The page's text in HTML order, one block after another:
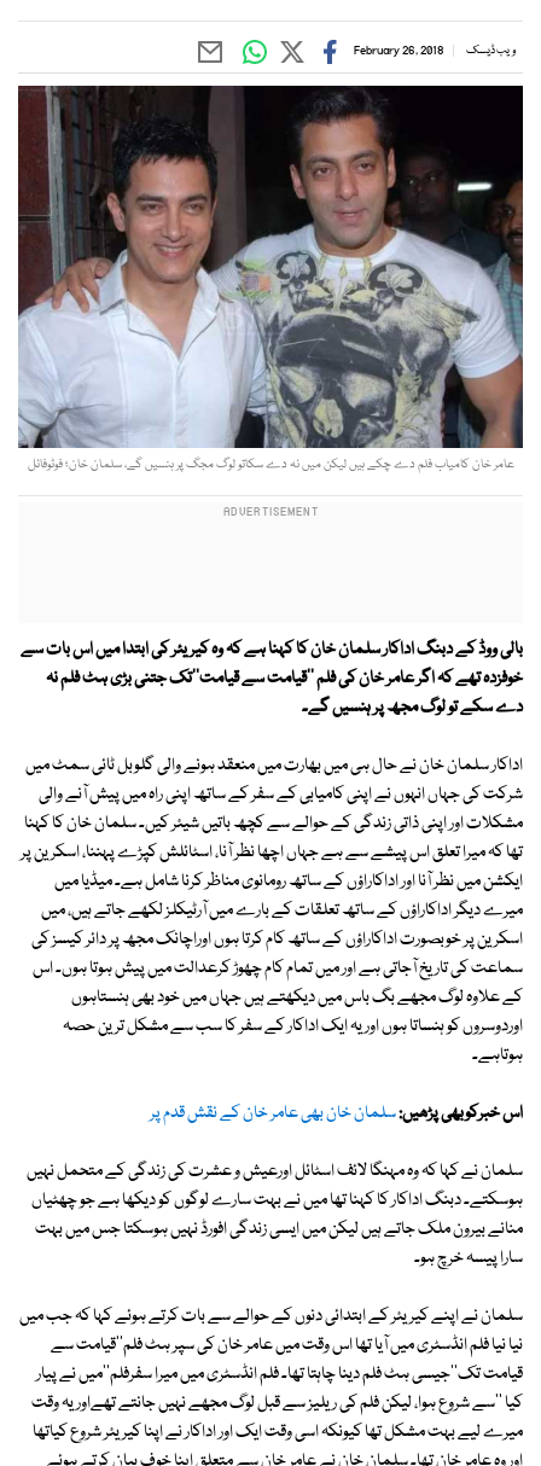
ویب ڈیسک February 26, 2018
عامر خان کامیاب فلم دے چکے ہیں لیکن میں نہ دے سکاتو لوگ مجگ پر ہنسیں گے، سلمان خان؛ فوٹوفائل
بالی ووڈ کے دبنگ اداکار سلمان خان کا کہنا ہے کہ وہ کیریئر کی ابتدا میں اس بات سے
خوفزدہ تھے کہ اگر عامر خان کی فلم ''قیامت سے قیامت''تک جتنی بڑی ہٹ فلم نہ
دے سکے تو لوگ مجھ پر ہنسیں گے۔
اداکار سلمان خان نے حال ہی میں بھارت میں منعقد ہونے والی گلوبل ٹائی سمٹ میں
شرکت کی جہاں انہوں نے اپنی کامیابی کے سفر کے ساتھ اپنی راہ میں پیش آنے والی
مشکلات اور اپنی ذاتی زندگی کے حوالے سے کچھ باتیں شیئر کیں۔ سلمان خان کا کہنا
تھا کہ میرا تعلق اس پیشے سے ہے جہاں اچھا نظر آنا، اسٹائلش کپڑے پہننا، اسکرین پر
ایکشن میں نظر آنا اور اداکاراؤں کے ساتھ رومانوی مناظر کرنا شامل ہے۔ میڈیا میں
میرے دیگر اداکاراؤں کے ساتھ تعلقات کے بارے میں آرٹیکلز لکھے جاتے ہیں، میں
اسکرین پر خوبصورت اداکاراؤں کے ساتھ کام کرتا ہوں اوراچانک مجھ پر دائر کیسز کی
سماعت کی تاریخ آجاتی ہے اور میں تمام کام چھوڑ کرعدالت میں پیش ہوتا ہوں۔ اس
کے علاوہ لوگ مجھے بگ باس میں دیکھتے ہیں جہاں میں خود بھی ہنستاہوں
اوردوسروں کو ہنساتا ہوں اور یہ ایک اداکار کے سفر کا سب سے مشکل ترین حصہ
ہوتاہے۔
اس خبرکوبھی پڑھیں:سلمان خان بھی عامر خان کے نقش قدم پر
سلمان نے کہا کہ وہ مہنگا لائف اسٹائل اورعیش و عشرت کی زندگی کے متحمل نہیں
ہوسکتے۔ دبنگ اداکار کا کہنا تھا میں نے بہت سارے لوگوں کو دیکھا ہے جو چھٹیاں
منانے بیرون ملک جاتے ہیں لیکن میں ایسی زندگی افورڈ نہیں ہوسکتا جس میں بہت
سارا پیسہ خرچ ہو۔
سلمان نے اپنے کیریئر کے ابتدائی دنوں کے حوالے سے بات کرتے ہوئے کہا کہ جب میں
نیا نیا فلم انڈسٹری میں آیا تھا اس وقت میں عامر خان کی سپر ہٹ فلم''قیامت سے
قیامت تک''جیسی ہٹ فلم دینا چاہتا تھا۔ فلم انڈسٹری میں میرا سفرفلم''میں نے پیار
کیا ''سے شروع ہوا، لیکن فلم کی ریلیز سے قبل لوگ مجھے نہیں جانتے تھےاور یہ وقت
میرے لیے بہت مشکل تھا کیونکہ اسی وقت ایک اور اداکار نے اپنا کیریئر شروع کیاتھا